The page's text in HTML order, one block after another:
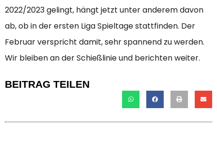
2022/2023 gelingt, hängt jetzt unter anderem davon
ab, ob in der ersten Liga Spieltage stattfinden. Der
Februar verspricht damit, sehr spannend zu werden.
Wir bleiben an der Schießlinie und berichten weiter.
BEITRAG TEILEN